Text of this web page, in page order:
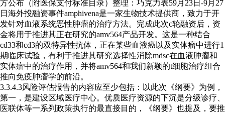
方公布（附医保支付标准目录）整理：巧克力表59月23日-9月27
日海外投融资事件amphivena是一家生物技术提供商，致力于开
发针对血液系统恶性肿瘤的治疗方法。完成此次c轮融资后，资
金将用于推进其正在研究的amv564产品开发。这是一种结合
cd33和cd3的双特异性抗体，正在某些血液癌以及实体瘤中进行1
期临床试验，有利于推进其研究选择性消除mdsc在血液肿瘤和
实体瘤中的治疗作用，并将amv564和我们新颖的t细胞治疗组合
推向免疫肿瘤学的前沿。
3.3.4.3风险评估报告的内容应至少包括：以此次《纲要》为例，
第一，是建设区域医疗中心。优质医疗资源的下沉是分级诊疗、
医联体等一系列政策执行的最直接目的，《纲要》也提及，要推